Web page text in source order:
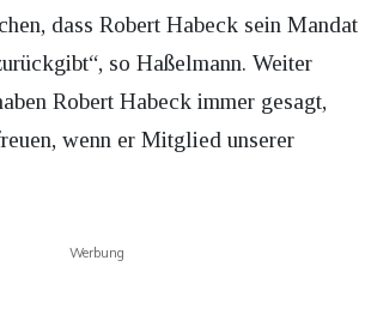
dass Robert Habeck sein Mandat
so Haßelmann. Weiter
Robert Habeck immer gesagt,
wenn er Mitglied unserer
Werbung